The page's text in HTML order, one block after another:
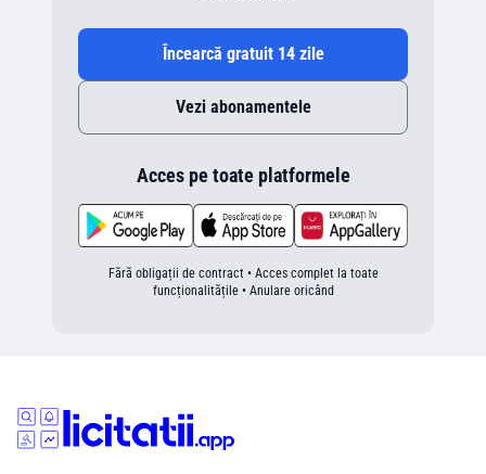
Încearcă gratuit 14 zile
Vezi abonamentele
Acces pe toate platformele
Fără obligații de contract • Acces complet la toate
funcționalitățile • Anulare oricând